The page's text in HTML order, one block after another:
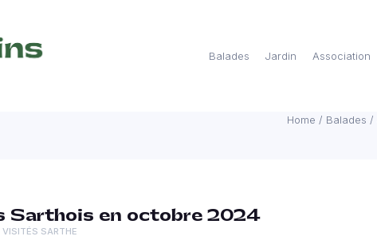
Balades Jardin Association
Home / Balades /
Sarthois en octobre 2024
VISITÉS SARTHE